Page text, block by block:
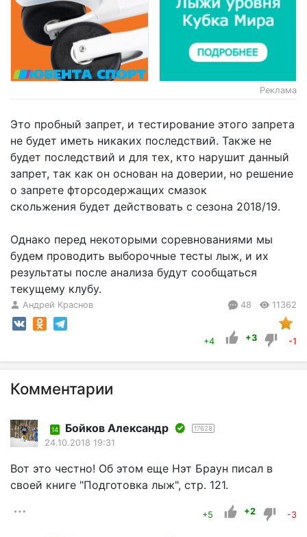
Реклама
Это пробный запрет, и тестирование этого запрета
не будет иметь никаких последствий. Также не
будет последствий и для тех, кто нарушит данный
запрет, так как он основан на доверии, но решение
о запрете фторсодержащих смазок
скольжения будет действовать с сезона 2018/19.
Однако перед некоторыми соревнованиями мы
будем проводить выборочные тесты лыж, и их
результаты после анализа будут сообщаться
текущему клубу.
Андрей Краснов 48 11362
+4 +3 -1
Комментарии
14 Бойков Александр 17628
24.10.2018 19:31
Вот это честно! Об этом еще Нэт Браун писал в
своей книге "Подготовка лыж", стр. 121.
+5 +2 -3